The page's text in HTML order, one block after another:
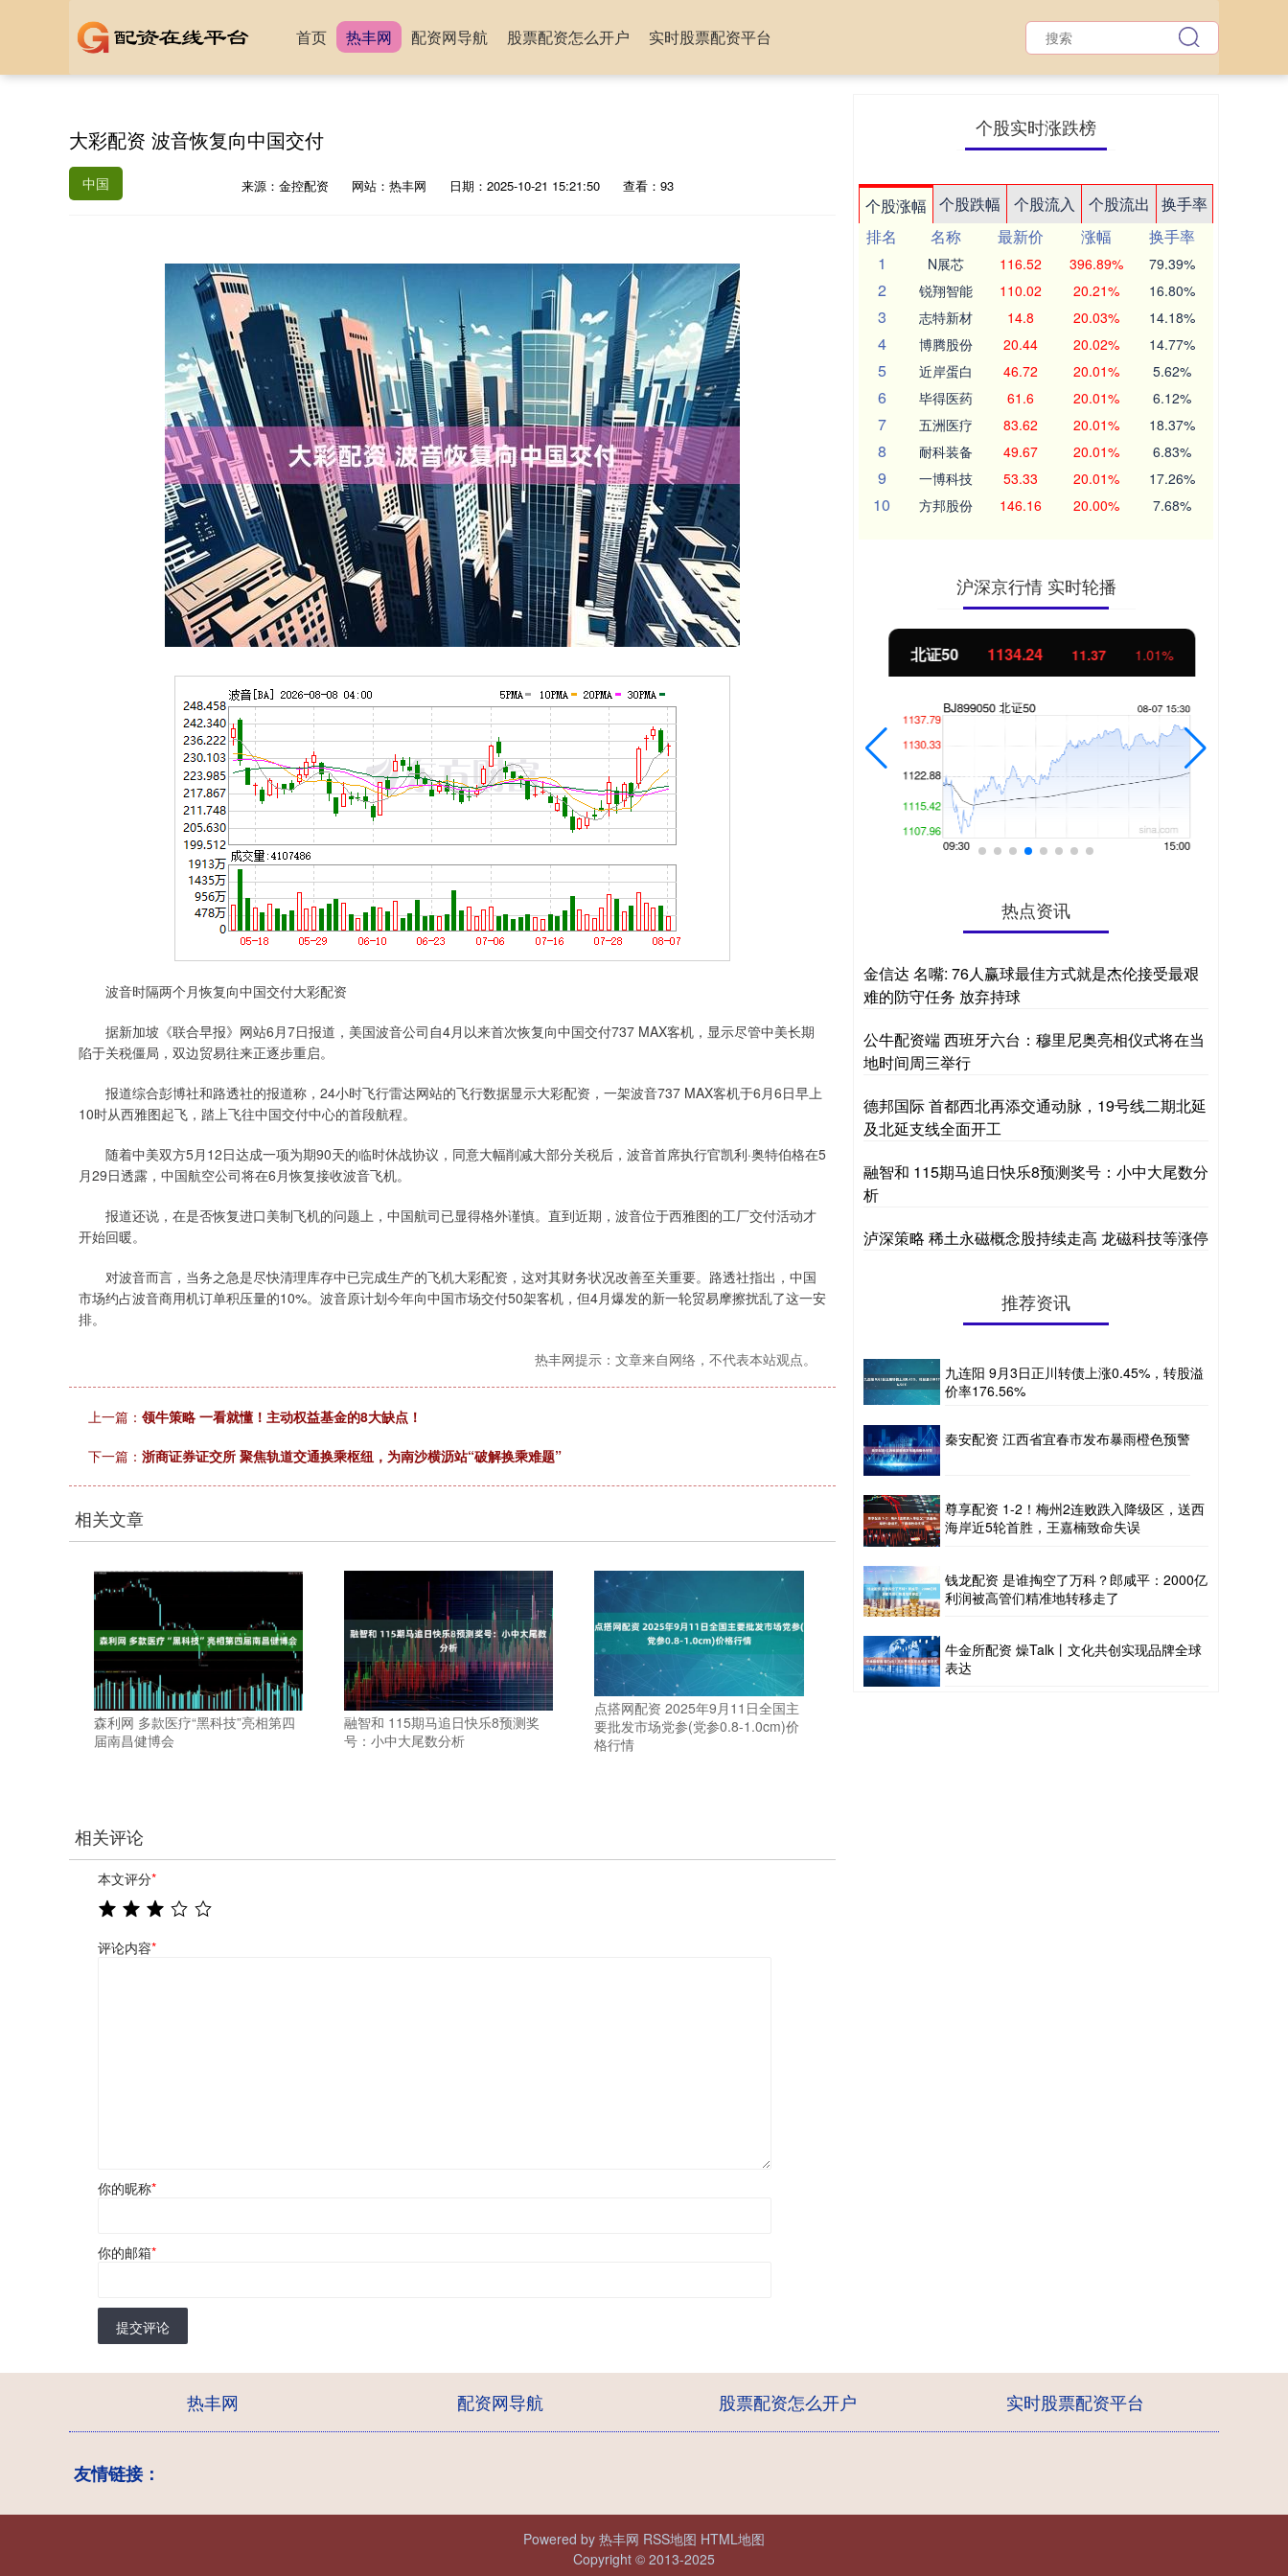
首页 热丰网 配资网导航 股票配资怎么开户 实时股票配资平台
大彩配资 波音恢复向中国交付
中国 来源：金控配资 网站：热丰网 日期：2025-10-21 15:21:50 查看：93
波音时隔两个月恢复向中国交付大彩配资
据新加坡《联合早报》网站6月7日报道，美国波音公司自4月以来首次恢复向中国交付737 MAX客机，显示尽管中美长期
陷于关税僵局，双边贸易往来正逐步重启。
报道综合彭博社和路透社的报道称，24小时飞行雷达网站的飞行数据显示大彩配资，一架波音737 MAX客机于6月6日早上
10时从西雅图起飞，踏上飞往中国交付中心的首段航程。
随着中美双方5月12日达成一项为期90天的临时休战协议，同意大幅削减大部分关税后，波音首席执行官凯利·奥特伯格在5
月29日透露，中国航空公司将在6月恢复接收波音飞机。
报道还说，在是否恢复进口美制飞机的问题上，中国航司已显得格外谨慎。直到近期，波音位于西雅图的工厂交付活动才
开始回暖。
对波音而言，当务之急是尽快清理库存中已完成生产的飞机大彩配资，这对其财务状况改善至关重要。路透社指出，中国
市场约占波音商用机订单积压量的10%。波音原计划今年向中国市场交付50架客机，但4月爆发的新一轮贸易摩擦扰乱了这一安
排。
热丰网提示：文章来自网络，不代表本站观点。
上一篇： 领牛策略 一看就懂！主动权益基金的8大缺点！
下一篇： 浙商证券证交所 聚焦轨道交通换乘枢纽，为南沙横沥站“破解换乘难题”
相关文章
森利网 多款医疗“黑科技”亮相第四
届南昌健博会
融智和 115期马追日快乐8预测奖
号：小中大尾数分析
点搭网配资 2025年9月11日全国主
要批发市场党参(党参0.8-1.0cm)价
格行情
相关评论
本文评分*
评论内容*
你的昵称*
你的邮箱*
提交评论
个股实时涨跌榜
个股涨幅 个股跌幅 个股流入 个股流出
换手率
排名
名称 最新价 涨幅
换手率
1
N展芯 116.52 396.89% 79.39%
2 锐翔智能 110.02 20.21% 16.80%
3 志特新材 14.8 20.03% 14.18%
4 博腾股份 20.44 20.02% 14.77%
5 近岸蛋白 46.72 20.01% 5.62%
6 毕得医药 61.6 20.01% 6.12%
7 五洲医疗 83.62 20.01% 18.37%
8 耐科装备 49.67 20.01% 6.83%
9 一博科技 53.33 20.01% 17.26%
10 方邦股份 146.16 20.00% 7.68%
沪深京行情 实时轮播
深证成指 14311.01 沪深300 4694.44 北证50 1134.24 11.37 1.01%
热点资讯
金信达 名嘴: 76人赢球最佳方式就是杰伦接受最艰
难的防守任务 放弃持球
公牛配资端 西班牙六台：穆里尼奥亮相仪式将在当
地时间周三举行
德邦国际 首都西北再添交通动脉，19号线二期北延
及北延支线全面开工
融智和 115期马追日快乐8预测奖号：小中大尾数分
析
泸深策略 稀土永磁概念股持续走高 龙磁科技等涨停
推荐资讯
九连阳 9月3日正川转债上涨0.45%，转股溢
价率176.56%
秦安配资 江西省宜春市发布暴雨橙色预警
尊享配资 1-2！梅州2连败跌入降级区，送西
海岸近5轮首胜，王嘉楠致命失误
钱龙配资 是谁掏空了万科？郎咸平：2000亿
利润被高管们精准地转移走了
牛金所配资 燥Talk丨文化共创实现品牌全球
表达
热丰网 配资网导航 股票配资怎么开户 实时股票配资平台
友情链接：
Powered by 热丰网 RSS地图 HTML地图
Copyright © 2013-2025